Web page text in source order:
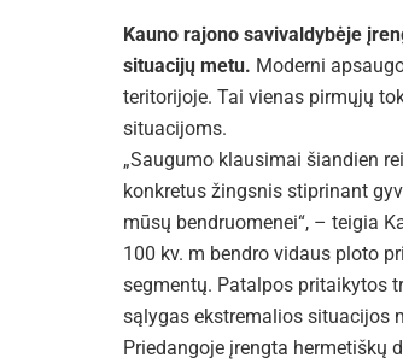
Kauno rajono savivaldybėje
situacijų metu. Moderni
teritorijoje. Tai vienas pirmųjų
situacijoms.
„Saugumo klausimai šiandien
konkretus žingsnis stiprinant
mūsų bendruomenei“, – teigia
100 kv. m bendro vidaus ploto
segmentų. Patalpos pritaikytos
sąlygas ekstremalios situacijos
Priedangoje įrengta hermetiškų